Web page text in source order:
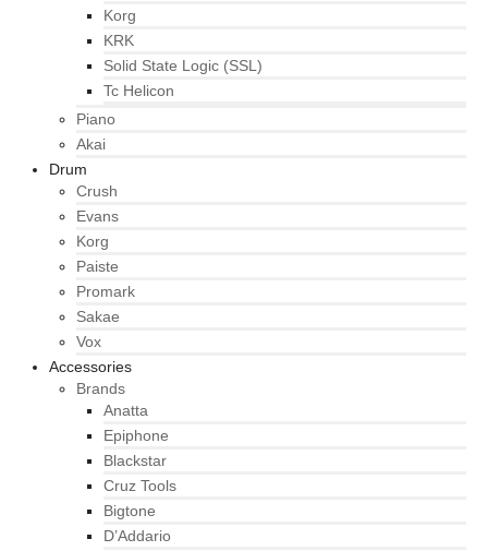
Korg
KRK
Solid State Logic (SSL)
Tc Helicon
Piano
Akai
Drum
Crush
Evans
Korg
Paiste
Promark
Sakae
Vox
Accessories
Brands
Anatta
Epiphone
Blackstar
Cruz Tools
Bigtone
D’Addario